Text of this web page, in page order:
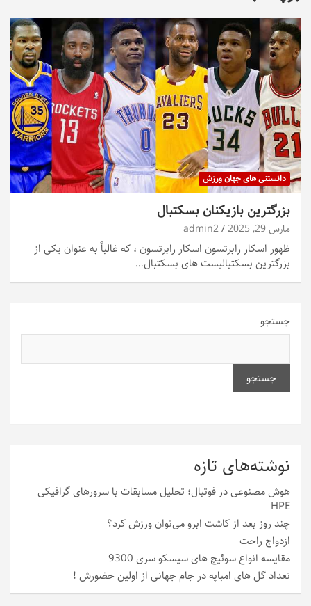
دانستنی های جهان ورزش
بزرگترین بازیکنان بسکتبال
مارس 29, 2025 admin2
ظهور اسکار رابرتسون اسکار رابرتسون ، که غالباً به عنوان یکی از
بزرگترین بسکتبالیست های بسکتبال…
جستجو
جستجو
نوشته‌های تازه
هوش مصنوعی در فوتبال؛ تحلیل مسابقات با سرورهای گرافیکی
HPE
چند روز بعد از کاشت ابرو می‌توان ورزش کرد؟
ازدواج راحت
مقایسه انواع سوئیچ های سیسکو سری 9300
تعداد گل های امباپه در جام جهانی از اولین حضورش !